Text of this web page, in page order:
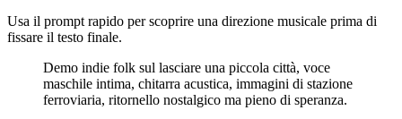
Usa il prompt rapido per scoprire una direzione musicale prima di
fissare il testo finale.
Demo indie folk sul lasciare una piccola città, voce
maschile intima, chitarra acustica, immagini di stazione
ferroviaria, ritornello nostalgico ma pieno di speranza.